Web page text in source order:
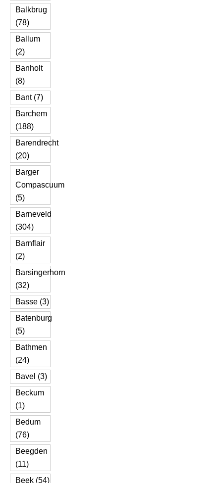
Balkbrug
(78)
Ballum
(2)
Banholt
(8)
Bant (7)
Barchem
(188)
Barendrecht
(20)
Barger
Compascuum
(5)
Barneveld
(304)
Barnflair
(2)
Barsingerhorn
(32)
Basse (3)
Batenburg
(5)
Bathmen
(24)
Bavel (3)
Beckum
(1)
Bedum
(76)
Beegden
(11)
Beek (54)